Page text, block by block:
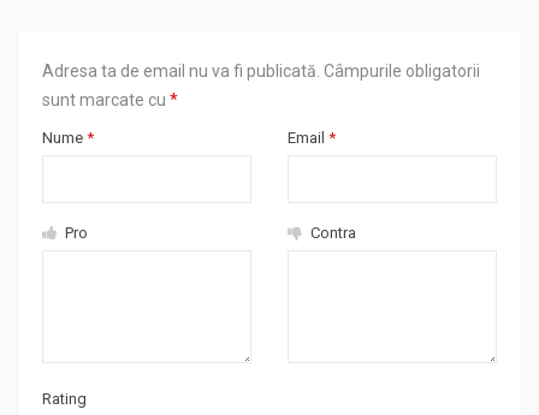
Adresa ta de email nu va fi publicată. Câmpurile obligatorii
sunt marcate cu *
Nume * Email *
Pro Contra
Rating